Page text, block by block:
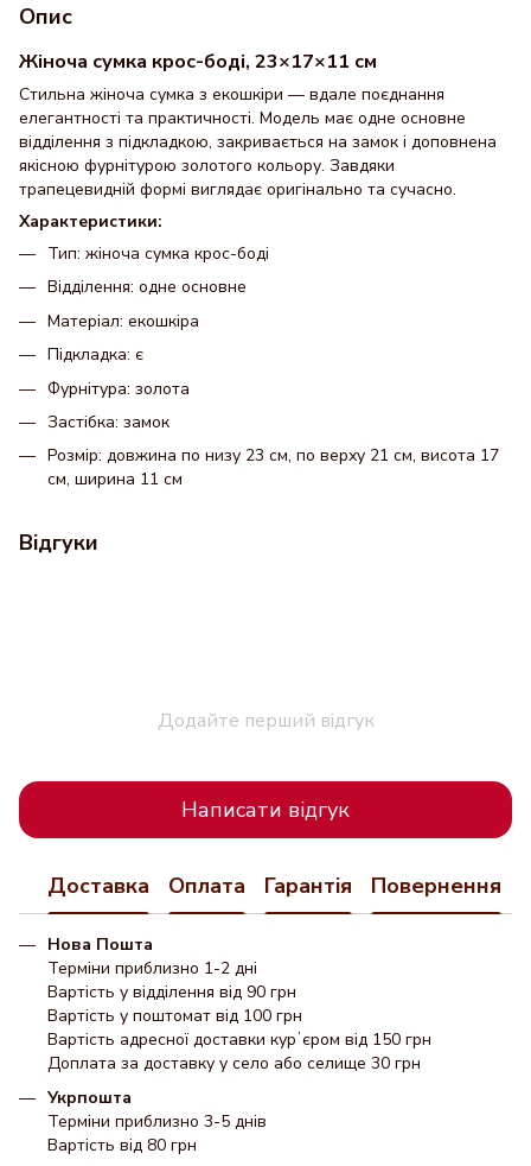
Опис
Жіноча сумка крос-боді, 23×17×11 см
Стильна жіноча сумка з екошкіри — вдале поєднання
елегантності та практичності. Модель має одне основне
відділення з підкладкою, закривається на замок і доповнена
якісною фурнітурою золотого кольору. Завдяки
трапецевидній формі виглядає оригінально та сучасно.
Характеристики:
Тип: жіноча сумка крос-боді
Відділення: одне основне
Матеріал: екошкіра
Підкладка: є
Фурнітура: золота
Застібка: замок
Розмір: довжина по низу 23 см, по верху 21 см, висота 17
см, ширина 11 см
Відгуки
Додайте перший відгук
Написати відгук
Доставка Оплата Гарантія Повернення
Нова Пошта
Терміни приблизно 1-2 дні
Вартість у відділення від 90 грн
Вартість у поштомат від 100 грн
Вартість адресної доставки курʼєром від 150 грн
Доплата за доставку у село або селище 30 грн
Укрпошта
Терміни приблизно 3-5 днів
Вартість від 80 грн